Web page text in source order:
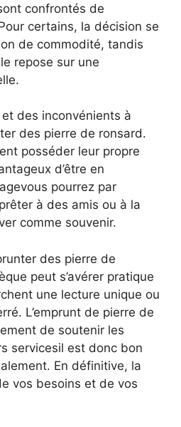
confrontés de
certains, la décision se
de commodité, tandis
repose sur une
des inconvénients à
des pierre de ronsard.
posséder leur propre
d’être en
pourrez par
à des amis ou à la
comme souvenir.
des pierre de
peut s’avérer pratique
une lecture unique ou
L’emprunt de pierre de
de soutenir les
servicesil est donc bon
En définitive, la
vos besoins et de vos